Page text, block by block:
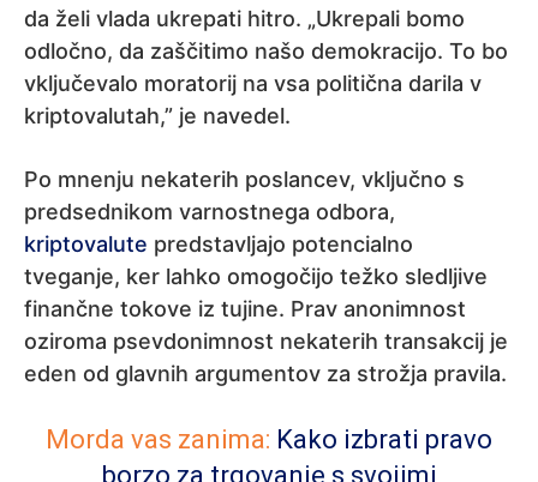
da želi vlada ukrepati hitro. „Ukrepali bomo
odločno, da zaščitimo našo demokracijo. To bo
vključevalo moratorij na vsa politična darila v
kriptovalutah,” je navedel.
Po mnenju nekaterih poslancev, vključno s
predsednikom varnostnega odbora,
kriptovalute predstavljajo potencialno
tveganje, ker lahko omogočijo težko sledljive
finančne tokove iz tujine. Prav anonimnost
oziroma psevdonimnost nekaterih transakcij je
eden od glavnih argumentov za strožja pravila.
Morda vas zanima: Kako izbrati pravo
borzo za trgovanje s svojimi